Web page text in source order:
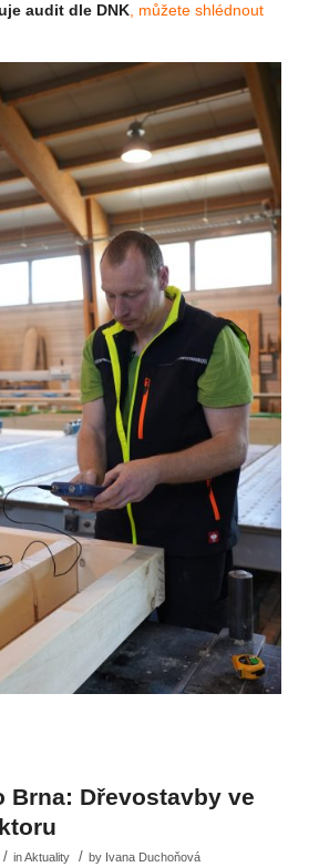
audit dle DNK, můžete shlédnout
Brna: Dřevostavby ve
/ inAktuality / by Ivana Duchoňová